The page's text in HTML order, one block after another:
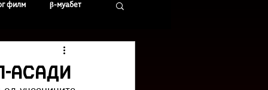
филм β-муабет
Асади